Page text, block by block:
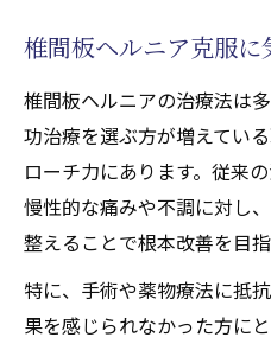
椎間板ヘルニア克服
椎間板ヘルニアの治療法は
功治療を選ぶ方が増えてい
ローチ力にあります。従来
慢性的な痛みや不調に対し
整えることで根本改善を目指
特に、手術や薬物療法に抵
果を感じられなかった方に